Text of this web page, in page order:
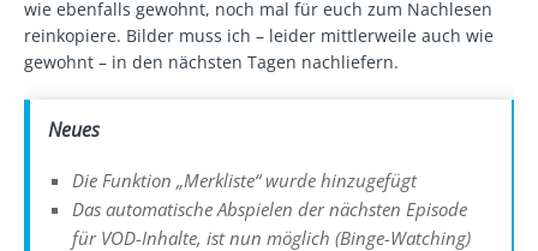
wie ebenfalls gewohnt, noch mal für euch zum Nachlesen
reinkopiere. Bilder muss ich – leider mittlerweile auch wie
gewohnt – in den nächsten Tagen nachliefern.
Neues
Die Funktion „Merkliste“ wurde hinzugefügt
Das automatische Abspielen der nächsten Episode
für VOD-Inhalte, ist nun möglich (Binge-Watching)